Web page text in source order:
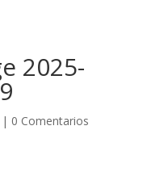
2025-
| 0 Comentarios